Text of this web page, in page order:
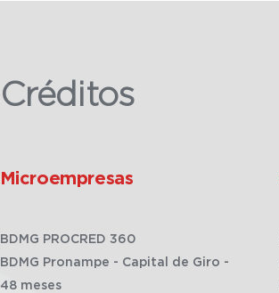
Créditos
Microempresas
BDMG PROCRED 360
BDMG Pronampe - Capital de Giro -
48 meses